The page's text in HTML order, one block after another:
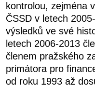
kontrolou, zejména
ČSSD v letech
výsledků ve své
letech 2006-2013
členem pražského
primátora pro
od roku 1993 až